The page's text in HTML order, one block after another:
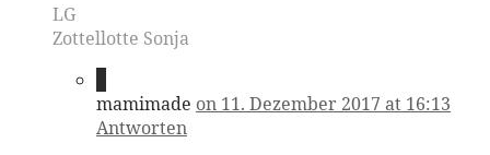
LG
Zottellotte Sonja
mamimade on 11. Dezember 2017 at 16:13
Antworten